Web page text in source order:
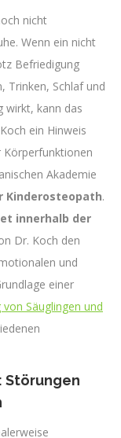
nicht
Wenn ein nicht
Befriedigung
Trinken, Schlaf und
wirkt, kann das
ein Hinweis
Körperfunktionen
Akademie
.
innerhalb der
Dr. Koch den
und
einer
Säuglingen und
Störungen